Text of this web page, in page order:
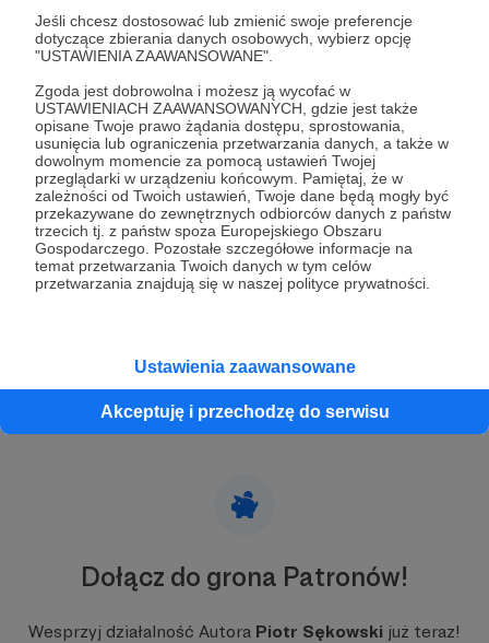
Jeśli chcesz dostosować lub zmienić swoje preferencje
dotyczące zbierania danych osobowych, wybierz opcję
"USTAWIENIA ZAAWANSOWANE".
Zgoda jest dobrowolna i możesz ją wycofać w
USTAWIENIACH ZAAWANSOWANYCH, gdzie jest także
opisane Twoje prawo żądania dostępu, sprostowania,
usunięcia lub ograniczenia przetwarzania danych, a także w
dowolnym momencie za pomocą ustawień Twojej
przeglądarki w urządzeniu końcowym. Pamiętaj, że w
zależności od Twoich ustawień, Twoje dane będą mogły być
przekazywane do zewnętrznych odbiorców danych z państw
trzecich tj. z państw spoza Europejskiego Obszaru
Gospodarczego. Pozostałe szczegółowe informacje na
temat przetwarzania Twoich danych w tym celów
przetwarzania znajdują się w naszej polityce prywatności.
Ustawienia zaawansowane
Akceptuję i przechodzę do serwisu
Innym istotnym projektem jest Instytut Badań
nad Teologią i Duchowością Dalekiego Wschodu.
Zainteresowanych zapraszam do uczestnictwa
https://shenxue.org/
Studia
380 000 zł
266 880 zł
brakuje
29%
Specjalistyczne studia na Pontificio
Istituto di Studi Arabi e d’Islamistica
w Rzymie, które pozwalają mi
realizować marzenie bycia bardzo
dobrym i kompetentnym arabistą,
10 000 zł
Wydanie książki to
fantastyczne
angażujące Autora,
Ilustratora,
dokonującą
cały Sztab Ludzi...
Dołącz do grona Patronów!
Wesprzyj działalność Autora Piotr Sękowski już teraz!